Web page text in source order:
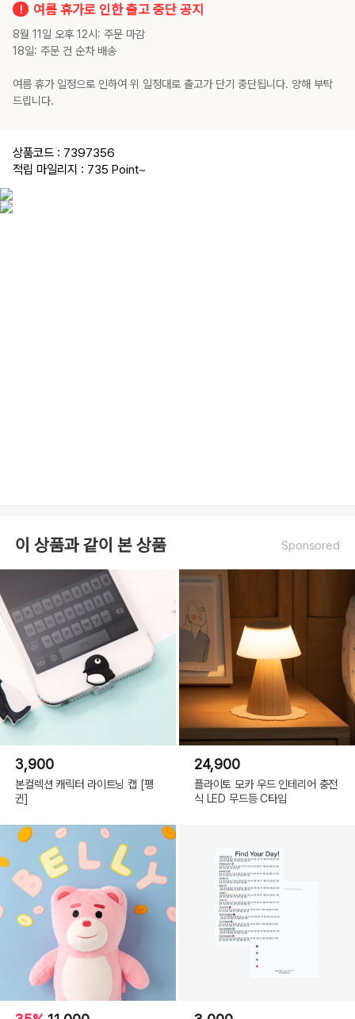
여름 휴가로 인한 출고 중단 공지
8월 11일 오후 12시: 주문 마감
18일: 주문 건 순차 배송
여름 휴가 일정으로 인하여 위 일정대로 출고가 단기 중단됩니다. 양해 부탁
드립니다.
상품코드 : 7397356
적립 마일리지 : 735 Point~
이 상품과 같이 본 상품 Sponsored
3,900
본컬렉션 캐릭터 라이트닝 캡 [펭
귄]
24,900
플라이토 모카 우드 인테리어 충전
식 LED 무드등 C타입